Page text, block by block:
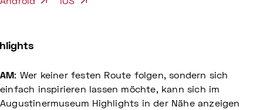
Android iOS
AM : Wer keiner festen Route folgen, sondern sich
einfach inspirieren lassen möchte, kann sich im
Augustinermuseum Highlights in der Nähe anzeigen